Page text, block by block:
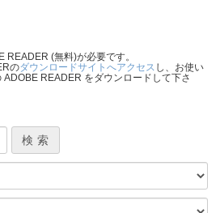
READER (無料)が必要です。
のダウンロードサイトへアクセス し、お使い
READER をダウンロードして下さ